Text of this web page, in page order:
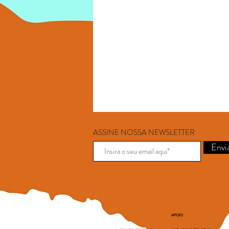
ASSINE NOSSA NEWSLETTER